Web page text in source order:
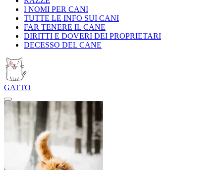
I NOMI PER CANI
TUTTE LE INFO SUI CANI
FAR TENERE IL CANE
DIRITTI E DOVERI DEI PROPRIETARI
DECESSO DEL CANE
GATTO